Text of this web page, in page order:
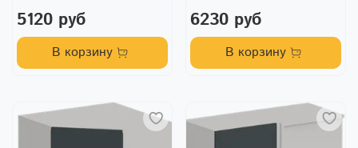
5120 руб
В корзину
6230 руб
В корзину